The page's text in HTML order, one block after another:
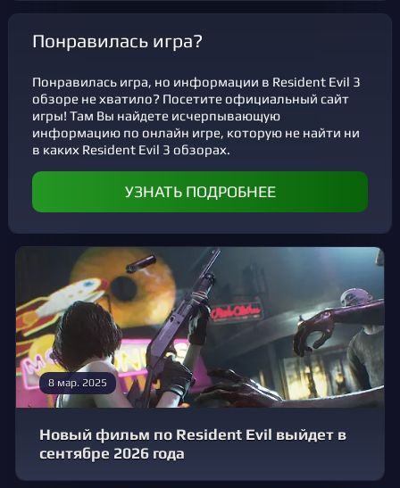
Понравилась игра?
Понравилась игра, но информации в Resident Evil 3
обзоре не хватило? Посетите официальный сайт
игры! Там Вы найдете исчерпывающую
информацию по онлайн игре, которую не найти ни
в каких Resident Evil 3 обзорах.
УЗНАТЬ ПОДРОБНЕЕ
8 мар. 2025
Новый фильм по Resident Evil выйдет в
сентябре 2026 года